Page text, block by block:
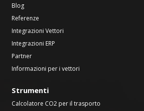
Blog
Referenze
Integrazioni Vettori
Integrazioni ERP
Partner
Informazioni per i vettori
Strumenti
Calcolatore CO2 per il trasporto